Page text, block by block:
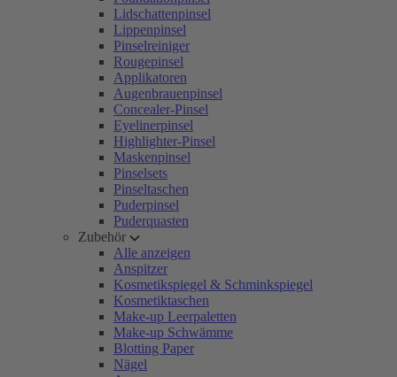
Lidschattenpinsel
Lippenpinsel
Pinselreiniger
Rougepinsel
Applikatoren
Augenbrauenpinsel
Concealer-Pinsel
Eyelinerpinsel
Highlighter-Pinsel
Maskenpinsel
Pinselsets
Pinseltaschen
Puderpinsel
Puderquasten
Zubehör
Alle anzeigen
Anspitzer
Kosmetikspiegel & Schminkspiegel
Kosmetiktaschen
Make-up Leerpaletten
Make-up Schwämme
Blotting Paper
Nägel